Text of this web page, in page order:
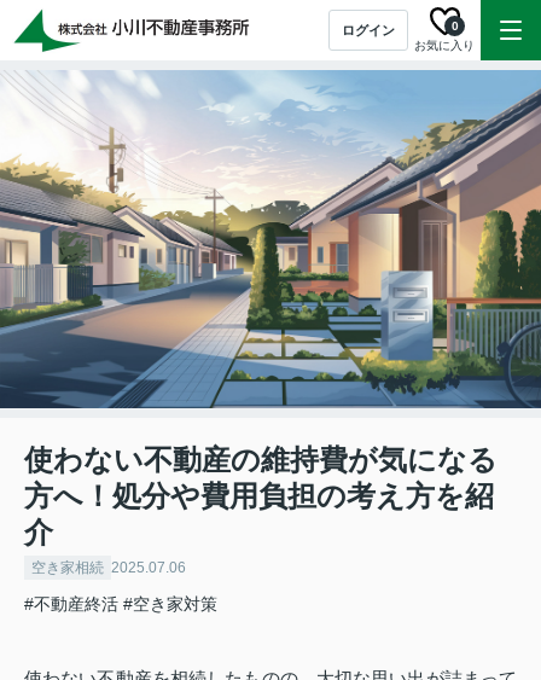
ログイン
お気に入り
0
使わない不動産の維持費が気になる
方へ！処分や費用負担の考え方を紹
介
空き家相続 2025.07.06
#不動産終活 #空き家対策